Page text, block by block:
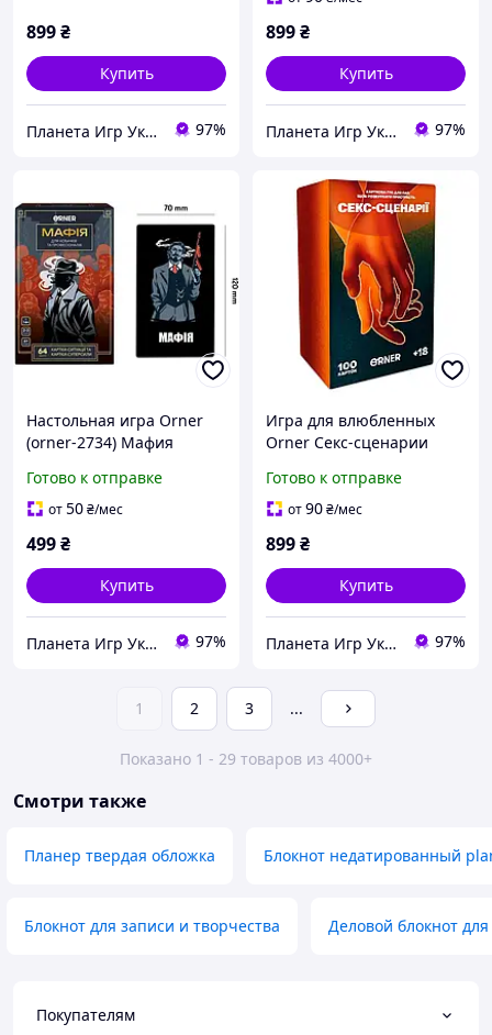
899₴
Купить
Планета Игр Украина 💙💛 97%
899₴
Купить
Планета Игр Украина 💙💛 97%
Настольная игра Orner
(orner-2734) Мафия
Готово к отправке
от50₴/мес
499₴
Купить
Планета Игр Украина 💙💛 97%
Игра для влюбленных
Orner Секс-сценарии
Готово к отправке
от90₴/мес
899₴
Купить
Планета Игр Украина 💙💛 97%
1 2 3 ...
Показано 1 - 29 товаров из 4000+
Смотри также
Планер твердая обложка Блокнот недатированный
Блокнот для записи и творчества Деловой блокнот
Покупателям